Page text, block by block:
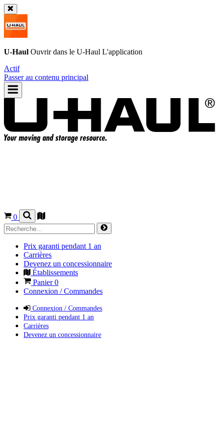
U-Haul Ouvrir dans le U-Haul L'application
Actif
Passer au contenu principal
0
Prix garanti pendant 1 an
Carrières
Devenez un concessionnaire
Établissements
Panier0
Connexion / Commandes
Connexion / Commandes
Prix garanti pendant 1 an
Carrières
Devenez un concessionnaire